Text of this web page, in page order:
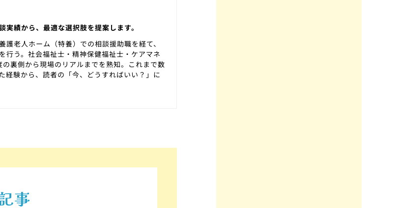
績から、最適な選択肢を提案します。
老人ホーム（特養）での相談援助職を経て、
行う。社会福祉士・精神保健福祉士・ケアマネ
裏側から現場のリアルまでを熟知。これまで数
経験から、読者の「今、どうすればいい？」に
事